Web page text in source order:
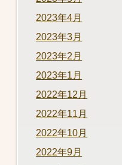
2023年4月
2023年3月
2023年2月
2023年1月
2022年12月
2022年11月
2022年10月
2022年9月